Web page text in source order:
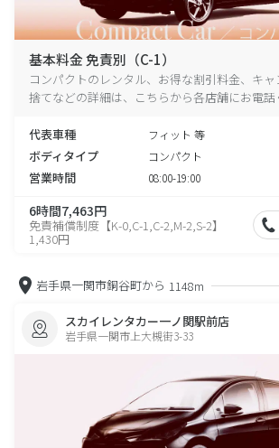
基本料金 免責別（C-1）
コンパクトのレンタル、お得な割引料金、キャ
捨てなどの詳細は、こちらから各店舗にお電話
代表車種 フィット 等
ボディタイプ コンパクト
営業時間 08:00-19:00
6時間7,463円
免責補償制度【K-0,C-1,C-2,M-2,S-2】
1,430円
岩手県一関市銅谷町から 1148m
スカイレンタカー一ノ関駅前店
岩手県一関市上大槻街3-33